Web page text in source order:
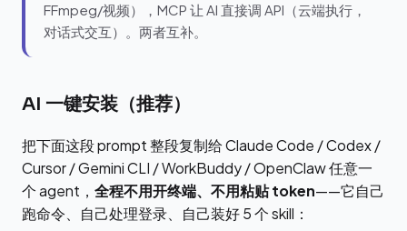
FFmpeg/视频），MCP 让 AI 直接调 API（云端执行，
对话式交互）。两者互补。
AI 一键安装（推荐）
把下面这段 prompt 整段复制给 Claude Code / Codex /
Cursor / Gemini CLI / WorkBuddy / OpenClaw 任意一
个 agent， 全程不用开终端、不用粘贴 token——它自己
跑命令、自己处理登录、自己装好 5 个 skill：